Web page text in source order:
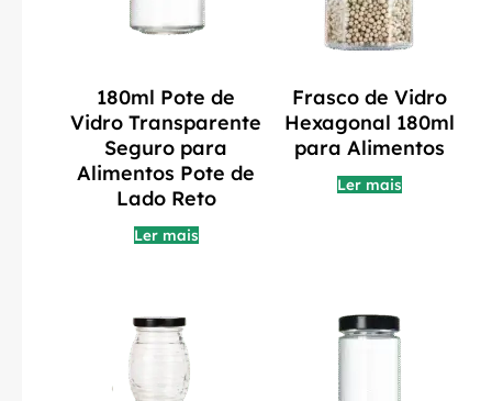
180ml Pote de
Vidro Transparente
Seguro para
Alimentos Pote de
Lado Reto
Ler mais
Frasco de Vidro
Hexagonal 180ml
para Alimentos
Ler mais